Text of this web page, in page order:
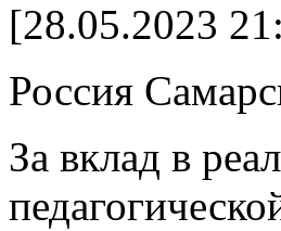
[28.05.2023
Россия
За вклад в